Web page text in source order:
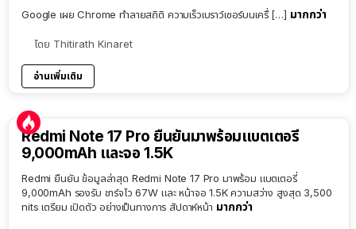
Google เผย Chrome ทำลายสถิติ ความเร็วเบราว์เซอร์บนเครื่ […] มากกว่า
โดย Thitirath Kinaret
อ่านเพิ่มเติม
Redmi Note 17 Pro ยืนยันมาพร้อมแบตเตอรี่
9,000mAh และจอ 1.5K
Redmi ยืนยัน ข้อมูลล่าสุด Redmi Note 17 Pro มาพร้อม แบตเตอรี่
9,000mAh รองรับ ชาร์จไว 67W และ หน้าจอ 1.5K ความสว่าง สูงสุด 3,500
nits เตรียม เปิดตัว อย่างเป็นทางการ สัปดาห์หน้า มากกว่า